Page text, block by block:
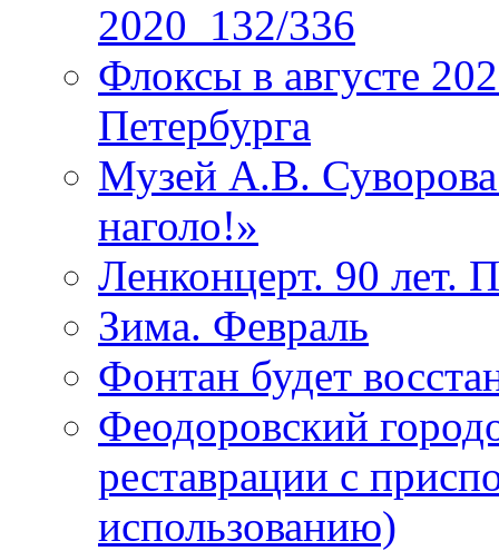
2020_132/336
Флоксы в августе
Петербурга
Музей А.В.
наголо!»
Ленконцерт. 90 лет.
Зима. Февраль
Фонтан будет
Феодоровский
реставрации с
использованию)